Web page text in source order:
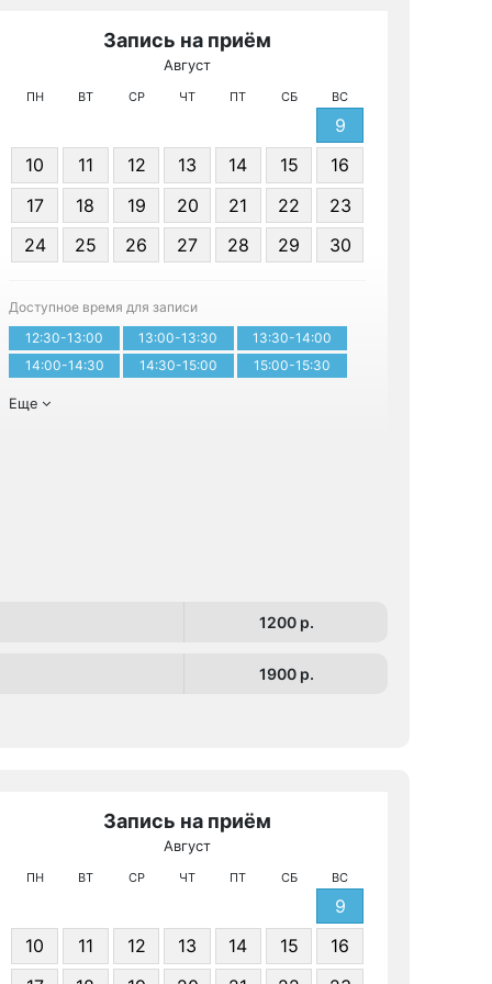
Запись на приём
Август
ПН ВТ СР ЧТ ПТ СБ ВС
9
10
11 12 13 14 15
16
17
18 19 20 21 22
23
24
25 26 27 28 29 30
Доступное время для записи
12:30-13:00
13:00-13:30
13:30-14:00
14:00-14:30
14:30-15:00 15:00-15:30
Еще
1200 p.
1900 p.
Запись на приём
Август
ПН ВТ СР ЧТ ПТ СБ ВС
9
10
11 12 13 14 15
16